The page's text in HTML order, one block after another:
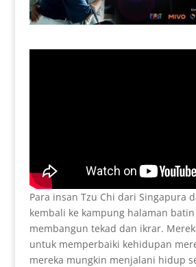
Para insan Tzu Chi dari Singapura
kembali ke kampung halaman
membangun tekad dan ikrar.
untuk memperbaiki kehidupan
mereka mungkin menjalani hidup